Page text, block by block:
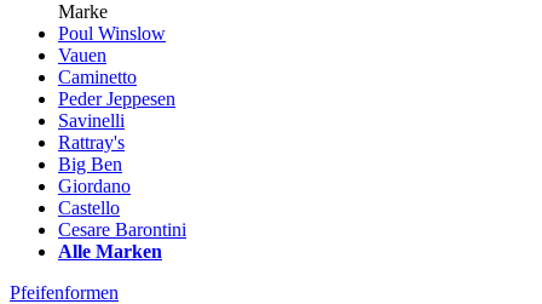
Marke
Poul Winslow
Vauen
Caminetto
Peder Jeppesen
Savinelli
Rattray's
Big Ben
Giordano
Castello
Cesare Barontini
Alle Marken
Pfeifenformen